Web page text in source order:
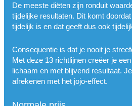
De meeste diëten zijn ronduit
tijdelijke resultaten. Dit komt
tijdelijk is en dat geeft dus ook
Consequentie is dat je nooit je
Met deze 13 richtlijnen creëer je
lichaam en met blijvend resultaat.
afrekenen met het jojo-effect.